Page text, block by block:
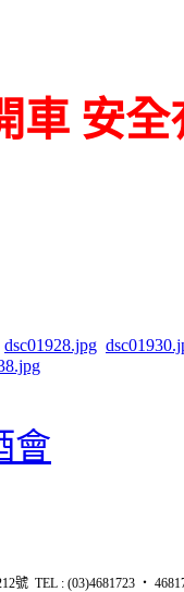
車 安全
dsc01928.jpg
會
號 TEL : (03)4681723 ‧